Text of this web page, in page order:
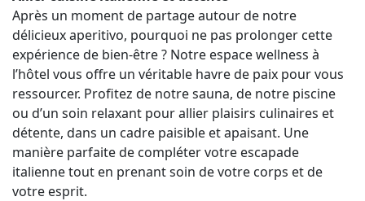
Après un moment de partage autour de notre
délicieux aperitivo, pourquoi ne pas prolonger cette
expérience de bien-être ? Notre espace wellness à
l’hôtel vous offre un véritable havre de paix pour vous
ressourcer. Profitez de notre sauna, de notre piscine
ou d’un soin relaxant pour allier plaisirs culinaires et
détente, dans un cadre paisible et apaisant. Une
manière parfaite de compléter votre escapade
italienne tout en prenant soin de votre corps et de
votre esprit.